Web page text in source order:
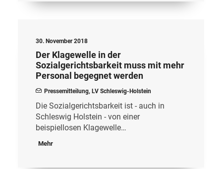
30. November 2018
Der Klagewelle in der
Sozialgerichtsbarkeit muss mit mehr
Personal begegnet werden
Pressemitteilung, LV Schleswig-Holstein
Die Sozialgerichtsbarkeit ist - auch in
Schleswig Holstein - von einer
beispiellosen Klagewelle…
Mehr